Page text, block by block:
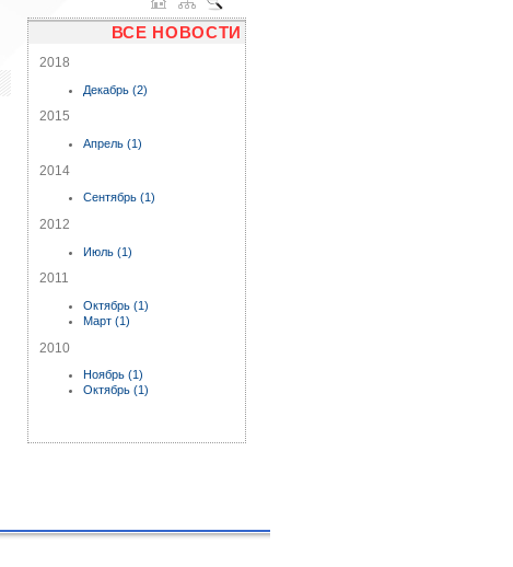
ВСЕ НОВОСТИ
2018
Декабрь (2)
2015
Апрель (1)
2014
Сентябрь (1)
2012
Июль (1)
2011
Октябрь (1)
Март (1)
2010
Ноябрь (1)
Октябрь (1)